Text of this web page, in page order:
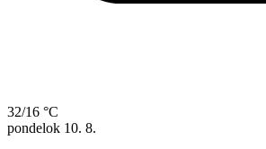
32/16 °C
pondelok 10. 8.